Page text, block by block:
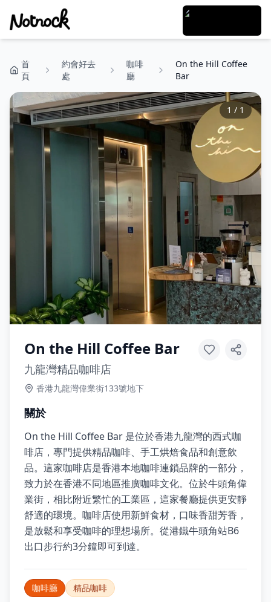
首
頁
約會好去
處
咖啡
廳
On the Hill Coffee
Bar
1 / 1
On the Hill Coffee Bar
九龍灣精品咖啡店
香港九龍灣偉業街133號地下
關於
On the Hill Coffee Bar 是位於香港九龍灣的西式咖
啡店，專門提供精品咖啡、手工烘焙食品和創意飲
品。這家咖啡店是香港本地咖啡連鎖品牌的一部分，
致力於在香港不同地區推廣咖啡文化。位於牛頭角偉
業街，相比附近繁忙的工業區，這家餐廳提供更安靜
舒適的環境。咖啡店使用新鮮食材，口味香甜芳香，
是放鬆和享受咖啡的理想場所。從港鐵牛頭角站B6
出口步行約3分鐘即可到達。
咖啡廳 精品咖啡